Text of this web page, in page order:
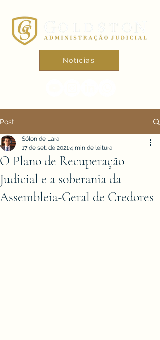
Notícias
Post
O Plano de Recuperação
Judicial e a soberania da
Assembleia-Geral de Credores
Sólon de Lara
17 de set. de 20214 min de leitura